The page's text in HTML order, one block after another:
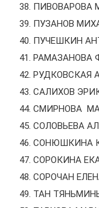
ПИВОВАРОВА
ПУЗАНОВ
ПУЧЕШКИН
РАМАЗАНОВА
РУДКОВСКАЯ
САЛИХОВ
СМИРНОВА
СОЛОВЬЕВА
СОНЮШКИНА
СОРОКИНА
СОРОЧАН
ТАН